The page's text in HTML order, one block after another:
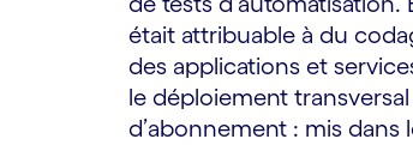
était attribuable à du
des applications et
le déploiement
d’abonnement : mis